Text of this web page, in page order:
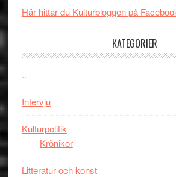
Här hittar du Kulturbloggen på
KATEGORIER
..
Intervju
Kulturpolitik
Krönikor
Litteratur och konst